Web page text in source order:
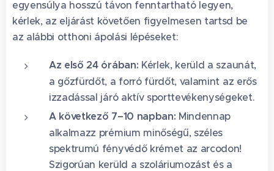
egyensúlya hosszú távon fenntartható legyen,
kérlek, az eljárást követően figyelmesen tartsd be
az alábbi otthoni ápolási lépéseket:
Az első 24 órában: Kérlek, kerüld a szaunát,
a gőzfürdőt, a forró fürdőt, valamint az erős
izzadással járó aktív sporttevékenységeket.
A következő 7–10 napban: Mindennap
alkalmazz prémium minőségű, széles
spektrumú fényvédő krémet az arcodon!
Szigorúan kerüld a szoláriumozást és a